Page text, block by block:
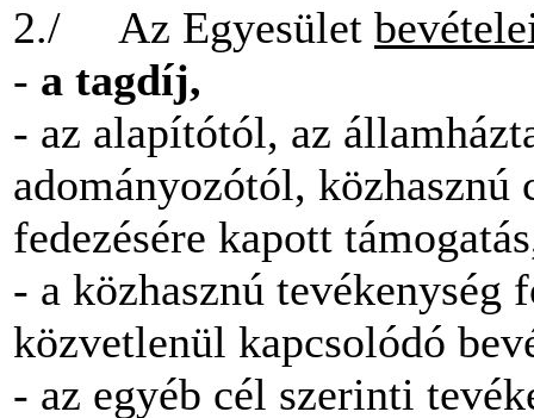
2./ Az Egyesület
- a tagdíj,
- az alapítótól, az
adományozótól,
fedezésére kapott
- a közhasznú tevékenység
közvetlenül kapcsolódó
- az egyéb cél szerinti